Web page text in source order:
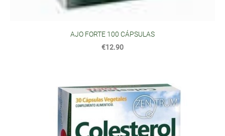
AJO FORTE 100 CÁPSULAS
€12.90